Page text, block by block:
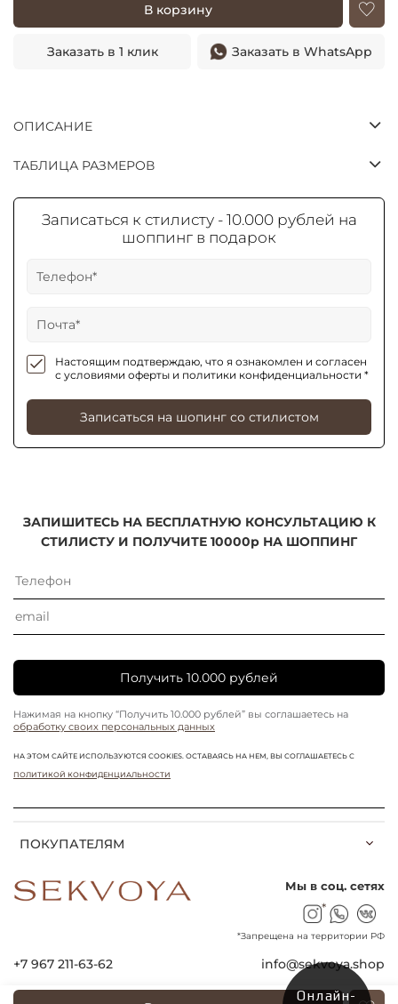
В корзину
Заказать в 1 клик Заказать в WhatsApp
ОПИСАНИЕ
ТАБЛИЦА РАЗМЕРОВ
Записаться к стилисту - 10.000 рублей на
шоппинг в подарок
Настоящим подтверждаю, что я ознакомлен и согласен
с условиями оферты и политики конфиденциальности *
Записаться на шопинг со стилистом
ПОКУПАТЕЛЯМ
ЗАПИШИТЕСЬ НА БЕСПЛАТНУЮ КОНСУЛЬТАЦИЮ К
СТИЛИСТУ И ПОЛУЧИТЕ 10000р НА ШОППИНГ
Получить 10.000 рублей
Нажимая на кнопку “Получить 10.000 рублей” вы соглашаетесь на
обработку своих персональных данных
НА ЭТОМ САЙТЕ ИСПОЛЬЗУЮТСЯ COOKIES. ОСТАВАЯСЬ НА НЕМ, ВЫ СОГЛАШАЕТЕСЬ С
ПОЛИТИКОЙ КОНФИДЕНЦИАЛЬНОСТИ
+7 967 211-63-62 info@sekvoya.shop
Мы в соц. сетях
*
*Запрещена на территории РФ
Онлайн-